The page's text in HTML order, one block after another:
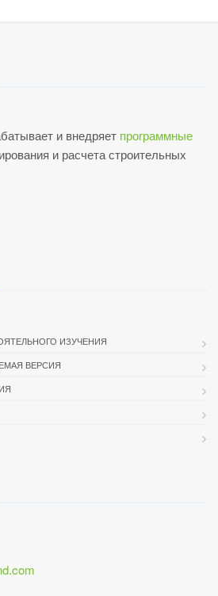
и внедряет программные
и расчета строительных
ИЗУЧЕНИЯ
ВЕРСИЯ